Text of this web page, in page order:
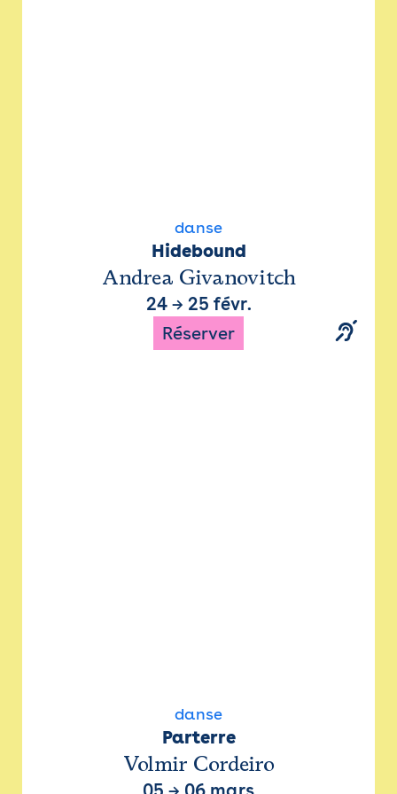
danse
Hidebound
Andrea Givanovitch
24→ 25 févr.
Réserver
danse
Parterre
Volmir Cordeiro